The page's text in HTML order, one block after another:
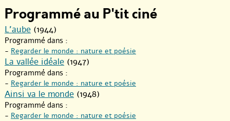
Programmé au P'tit ciné
L’aube (1944)
Programmé dans :
- Regarder le monde : nature et poésie
La vallée idéale (1947)
Programmé dans :
- Regarder le monde : nature et poésie
Ainsi va le monde (1948)
Programmé dans :
- Regarder le monde : nature et poésie